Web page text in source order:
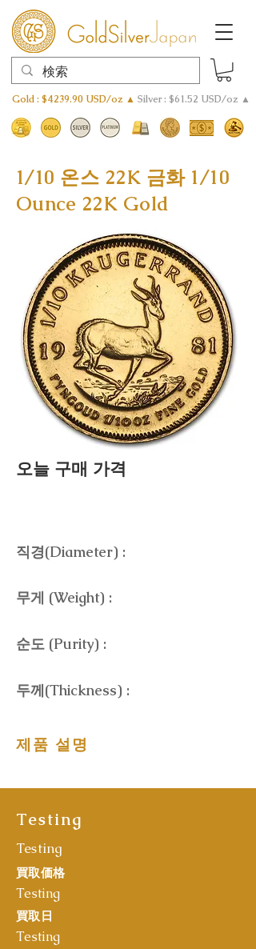
Gold : $4239.90 USD/oz ▲ Silver : $61.52 USD/oz ▲
1/10 온스 22K 금화 1/10
Ounce 22K Gold
오늘 구매 가격
직경(Diameter) :
무게 (Weight) :
순도 (Purity) :
두께(Thickness) :
제품 설명
Testing
Testing
買取価格
Testing
買取日
Testing